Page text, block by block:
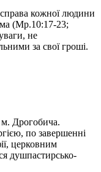
кожної людини
(Мр.10:17-23;
не
за свої гроші.
м. Дрогобича.
по завершенні
церковним
душпастирсько-